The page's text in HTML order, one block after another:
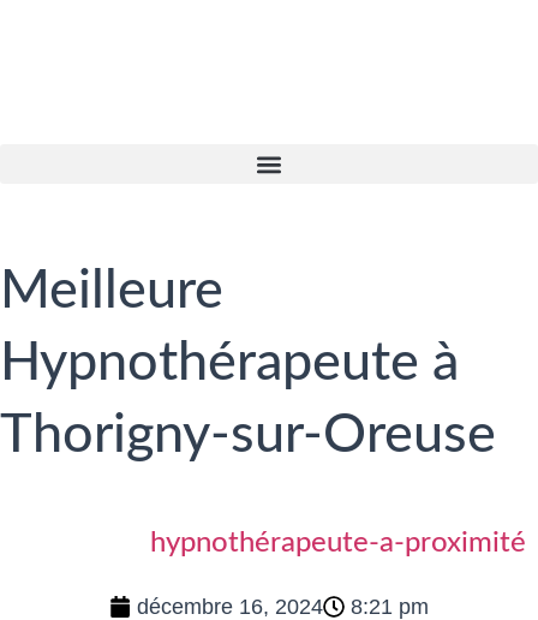
Meilleure
Hypnothérapeute à
Thorigny-sur-Oreuse
hypnothérapeute-a-proximité
décembre 16, 2024 8:21 pm